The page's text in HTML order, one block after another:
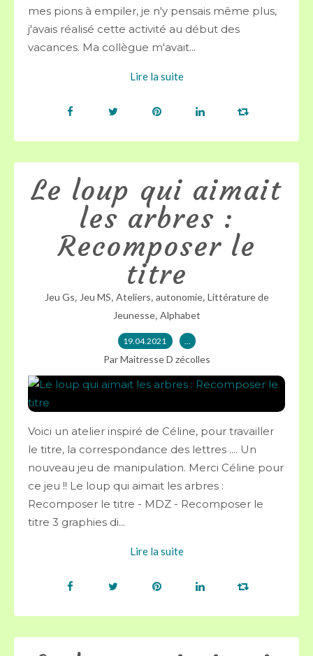
mes pions à empiler, je n'y pensais même plus,
j'avais réalisé cette activité au début des
vacances. Ma collègue m'avait...
Lire la suite
Le loup qui aimait
les arbres :
Recomposer le
titre
Jeu Gs, Jeu MS, Ateliers, autonomie, Littérature de
Jeunesse, Alphabet
19.04.2021 …
Par Maitresse D zécolles
Voici un atelier inspiré de Céline, pour travailler
le titre, la correspondance des lettres .... Un
nouveau jeu de manipulation. Merci Céline pour
ce jeu !! Le loup qui aimait les arbres :
Recomposer le titre - MDZ - Recomposer le
titre 3 graphies di...
Lire la suite